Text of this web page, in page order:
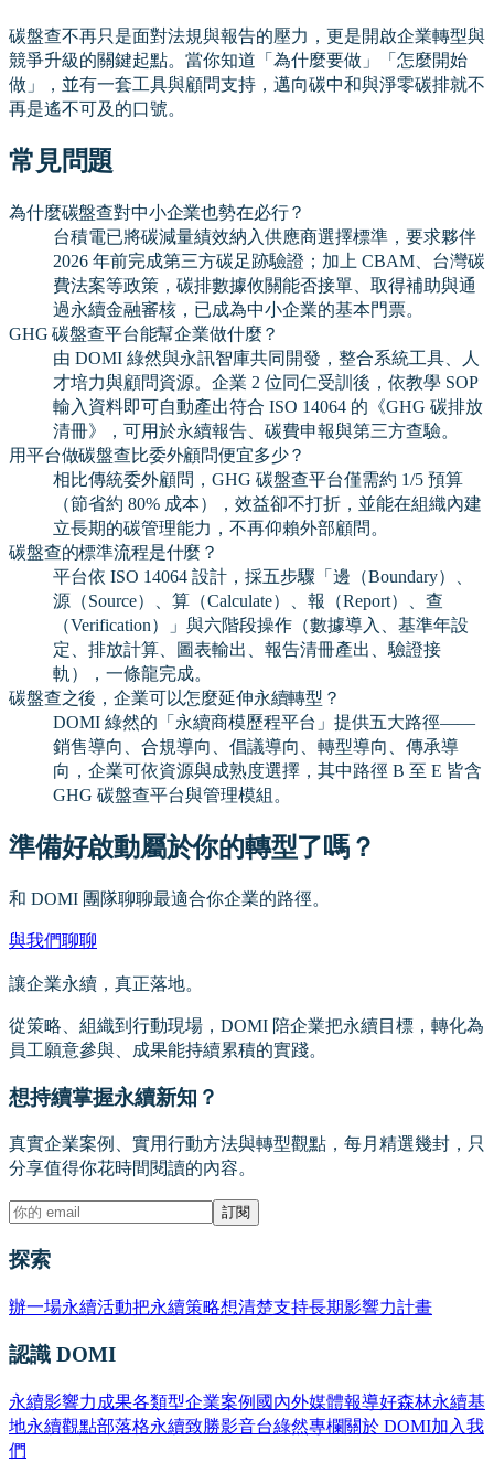
碳盤查不再只是面對法規與報告的壓力，更是開啟企業轉型與
競爭升級的關鍵起點。當你知道「為什麼要做」「怎麼開始
做」，並有一套工具與顧問支持，邁向碳中和與淨零碳排就不
再是遙不可及的口號。
常見問題
為什麼碳盤查對中小企業也勢在必行？
台積電已將碳減量績效納入供應商選擇標準，要求夥伴
2026 年前完成第三方碳足跡驗證；加上 CBAM、台灣碳
費法案等政策，碳排數據攸關能否接單、取得補助與通
過永續金融審核，已成為中小企業的基本門票。
GHG 碳盤查平台能幫企業做什麼？
由 DOMI 綠然與永訊智庫共同開發，整合系統工具、人
才培力與顧問資源。企業 2 位同仁受訓後，依教學 SOP
輸入資料即可自動產出符合 ISO 14064 的《GHG 碳排放
清冊》，可用於永續報告、碳費申報與第三方查驗。
用平台做碳盤查比委外顧問便宜多少？
相比傳統委外顧問，GHG 碳盤查平台僅需約 1/5 預算
（節省約 80% 成本），效益卻不打折，並能在組織內建
立長期的碳管理能力，不再仰賴外部顧問。
碳盤查的標準流程是什麼？
平台依 ISO 14064 設計，採五步驟「邊（Boundary）、
源（Source）、算（Calculate）、報（Report）、查
（Verification）」與六階段操作（數據導入、基準年設
定、排放計算、圖表輸出、報告清冊產出、驗證接
軌），一條龍完成。
碳盤查之後，企業可以怎麼延伸永續轉型？
DOMI 綠然的「永續商模歷程平台」提供五大路徑——
銷售導向、合規導向、倡議導向、轉型導向、傳承導
向，企業可依資源與成熟度選擇，其中路徑 B 至 E 皆含
GHG 碳盤查平台與管理模組。
準備好啟動屬於你的轉型了嗎？
和 DOMI 團隊聊聊最適合你企業的路徑。
與我們聊聊
讓企業永續，真正落地。
從策略、組織到行動現場，DOMI 陪企業把永續目標，轉化為
員工願意參與、成果能持續累積的實踐。
想持續掌握永續新知？
真實企業案例、實用行動方法與轉型觀點，每月精選幾封，只
分享值得你花時間閱讀的內容。
訂閱
探索
辦一場永續活動把永續策略想清楚支持長期影響力計畫
認識 DOMI
永續影響力成果各類型企業案例 國內外媒體報導好森林永續基
地永續觀點部落格永續致勝影音台綠然專欄關於 DOMI加入我
們